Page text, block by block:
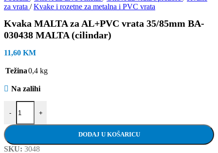
za vrata / Kvake i rozetne za metalna i PVC vrata
Kvaka MALTA za AL+PVC vrata 35/85mm BA-
030438 MALTA (cilindar)
11,60 KM
Težina0,4 kg
Na zalihi
-
Kvaka MALTA za AL+PVC vrata 35/85mm BA-030438 MALTA
+
DODAJ U KOŠARICU
SKU: 3048